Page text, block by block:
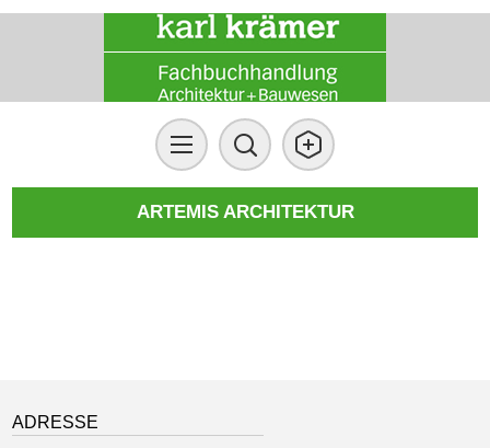
ARTEMIS ARCHITEKTUR
ADRESSE